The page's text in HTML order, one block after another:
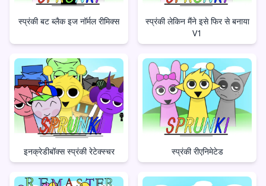
स्प्रंकी बट ब्लैक इज नॉर्मल रीमिक्स
स्प्रंकी लेकिन मैंने इसे फिर से बनाया
V1
इनक्रेडीबॉक्स स्प्रंकी रेटेक्स्चर स्प्रंकी रीएनिमेटेड